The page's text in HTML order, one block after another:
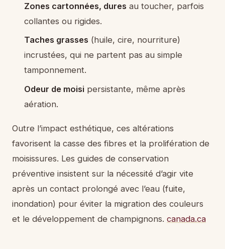
Zones cartonnées, dures au toucher, parfois
collantes ou rigides.
Taches grasses (huile, cire, nourriture)
incrustées, qui ne partent pas au simple
tamponnement.
Odeur de moisipersistante, même après
aération.
Outre l’impact esthétique, ces altérations
favorisent la casse des fibres et la prolifération de
moisissures. Les guides de conservation
préventive insistent sur la nécessité d’agir vite
après un contact prolongé avec l’eau (fuite,
inondation) pour éviter la migration des couleurs
et le développement de champignons. canada.ca